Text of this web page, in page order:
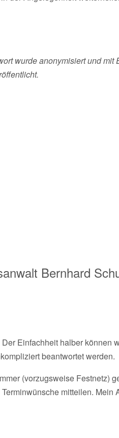
wurde anonymisiert und
Bernhard
Einfachheit halber können
beantwortet werden.
(vorzugsweise Festnetz)
mitteilen. Mein